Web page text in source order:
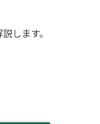
します。